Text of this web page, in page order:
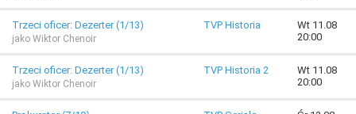
Trzeci oficer: Dezerter (1/13)
jako Wiktor Chenoir
TVP Historia
Wt 11.08
20:00
Trzeci oficer: Dezerter (1/13)
jako Wiktor Chenoir
TVP Historia 2
Wt 11.08
20:00